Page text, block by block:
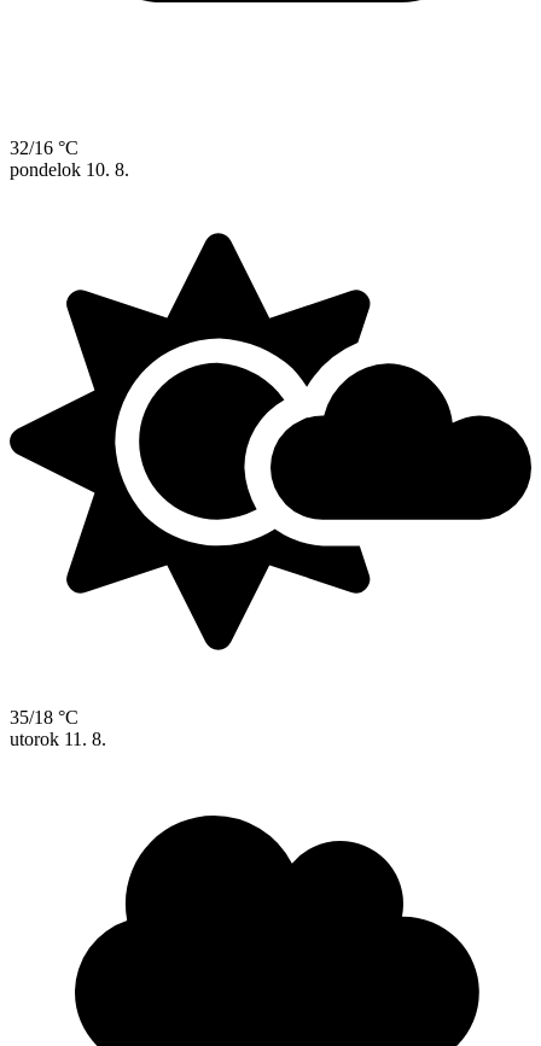
32/16 °C
pondelok 10. 8.
35/18 °C
utorok 11. 8.